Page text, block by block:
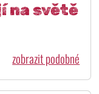
na světě
zobrazit podobné